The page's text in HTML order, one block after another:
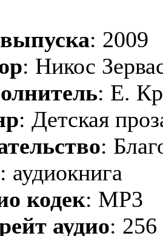
: 2009
: Никос
: Е.
: Детская
:
: аудиокнига
кодек: MP3
аудио: 256